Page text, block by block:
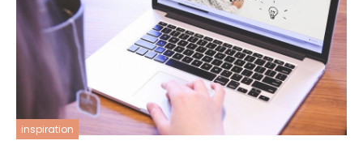
inspiration